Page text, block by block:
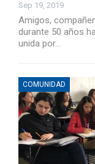
Sep 19, 2019
Amigos,
durante 50 años
unida por…
COMUNIDAD